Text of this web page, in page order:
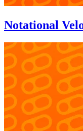
Notational